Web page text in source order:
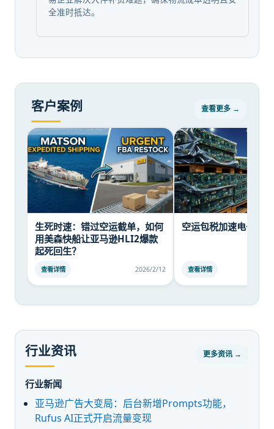
全准时抵达。
客户案例 查看更多 →
生死时速：错过空运截单，如何
用美森快船让亚马逊HLI2爆款
起死回生？
查看详情 2026/2/12
空运包税加速电子配
查看详情
行业资讯 更多资讯 →
行业新闻
亚马逊广告大变局：后台新增Prompts功能，
Rufus AI正式开启流量变现